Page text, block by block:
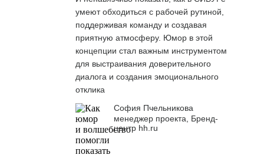
умеют обходиться с рабочей рутиной,
поддерживая команду и создавая
приятную атмосферу. Юмор в этой
концепции стал важным инструментом
для выстраивания доверительного
диалога и создания эмоционального
отклика
София Пчельникова
менеджер проекта, Бренд-
центр hh.ru